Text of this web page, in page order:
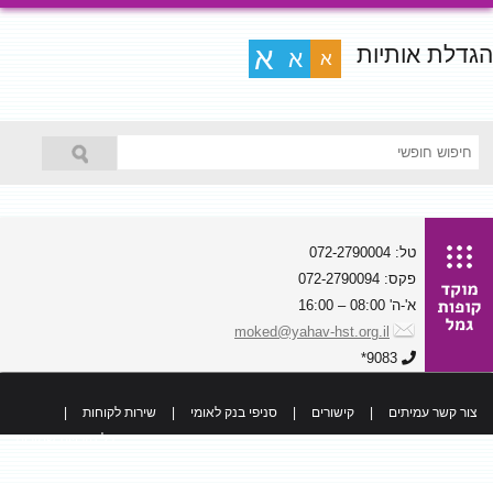
הגדלת אותיות א א א
טל: 072-2790004
פקס: 072-2790094
א'-ה' 08:00 – 16:00
moked@yahav-hst.org.il
9083*
צור קשר עמיתים קישורים סניפי בנק לאומי שירות לקוחות
כל הזכויות שמורות